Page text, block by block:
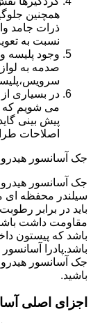
همچنین
ذرات جامد
نسبت به
وجود
صدمه به
در بسیاری
می شویم که
پیش بینی
اصلاحات
جک آسانسور
جک آسانسور
سیلندر محفظه
باید در برابر
مقاومت داشت
باشد که پیستون
باشد.پادرا
جک آسانسور
باشید.
اجزای اصلی